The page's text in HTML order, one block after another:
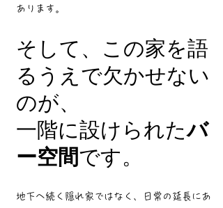
あります。
そして、この家を語
るうえで欠かせない
のが、
一階に設けられたバ
ー空間です。
地下へ続く隠れ家ではなく、日常の延長にあ